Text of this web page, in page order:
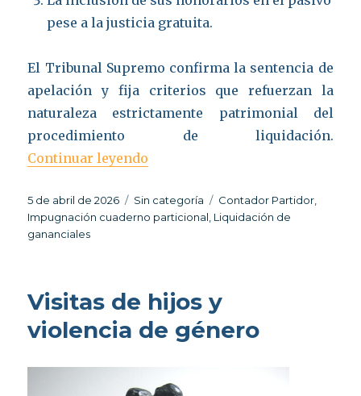
pese a la justicia gratuita.
El Tribunal Supremo confirma la sentencia de
apelación y fija criterios que refuerzan la
naturaleza estrictamente patrimonial del
procedimiento de liquidación.
Continuar leyendo
Publicado
el
5 de abril de 2026 Categorías
Sin categoría Etiquetas
Contador Partidor
Impugnación cuaderno particional Liquidación de
gananciales
Visitas de hijos y
violencia de género